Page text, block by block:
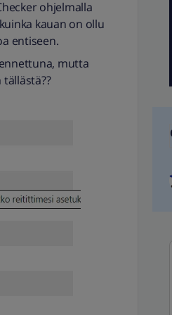
ohjelmalla
kauan on ollu
entiseen.
mutta